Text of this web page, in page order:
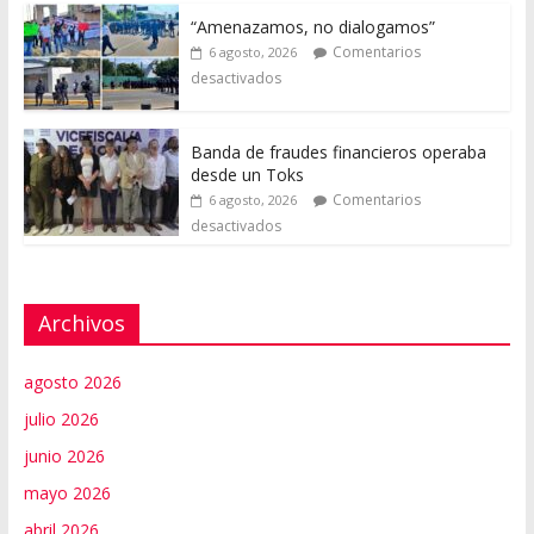
“Amenazamos, no dialogamos”
6 agosto, 2026
Comentarios
desactivados
Banda de fraudes financieros operaba
desde un Toks
6 agosto, 2026
Comentarios
desactivados
Archivos
agosto 2026
julio 2026
junio 2026
mayo 2026